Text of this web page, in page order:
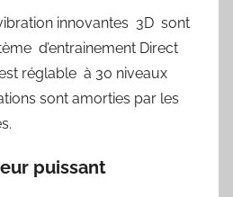
innovantes 3D sont
d’entrainement Direct
réglable à 30 niveaux
sont amorties par les
puissant